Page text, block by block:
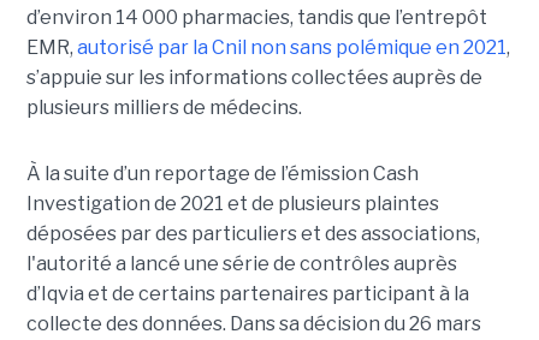
d’environ 14 000 pharmacies, tandis que l’entrepôt
EMR, autorisé par la Cnil non sans polémique en 2021,
s’appuie sur les informations collectées auprès de
plusieurs milliers de médecins.
À la suite d’un reportage de l’émission Cash
Investigation de 2021 et de plusieurs plaintes
déposées par des particuliers et des associations,
l'autorité a lancé une série de contrôles auprès
d’Iqvia et de certains partenaires participant à la
collecte des données. Dans sa décision du 26 mars